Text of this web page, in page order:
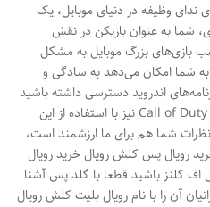
ندای وظیفه در دنیای موبایل، یک
شما به عنوان بازیکن در نقش
بزرگ موبایل به مشکل
شما امکان می‌دهد به سادگی و
اندروید دسترسی داشته باشید
و آن‌ها را نصب کنید. نصب Call of Duty Mobile نیز با استفاده از این
شما هم برای ما ارزشمند است،
رویال پس کلش رویال خرید رویال
کلنز باشید قطعا با گلد پس آشنا
آن را با نام رویال بلیت کلش رویال